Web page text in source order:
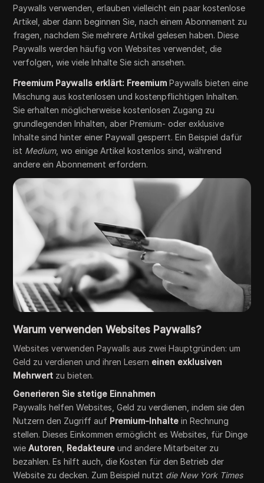
Paywalls verwenden, erlauben vielleicht ein paar kostenlose
Artikel, aber dann beginnen Sie, nach einem Abonnement zu
fragen, nachdem Sie mehrere Artikel gelesen haben. Diese
Paywalls werden häufig von Websites verwendet, die
verfolgen, wie viele Inhalte Sie sich ansehen.
Freemium Paywalls erklärt: Freemium Paywalls bieten eine
Mischung aus kostenlosen und kostenpflichtigen Inhalten.
Sie erhalten möglicherweise kostenlosen Zugang zu
grundlegenden Inhalten, aber Premium- oder exklusive
Inhalte sind hinter einer Paywall gesperrt. Ein Beispiel dafür
ist Medium, wo einige Artikel kostenlos sind, während
andere ein Abonnement erfordern.
Warum verwenden Websites Paywalls?
Websites verwenden Paywalls aus zwei Hauptgründen: um
Geld zu verdienen und ihren Lesern einen exklusiven
Mehrwert zu bieten.
Generieren Sie stetige Einnahmen
Paywalls helfen Websites, Geld zu verdienen, indem sie den
Nutzern den Zugriff auf Premium-Inhalte in Rechnung
stellen. Dieses Einkommen ermöglicht es Websites, für Dinge
wieAutoren Redakteure und andere Mitarbeiter zu
bezahlen. Es hilft auch, die Kosten für den Betrieb der
Website zu decken. Zum Beispiel nutzt die New York Times